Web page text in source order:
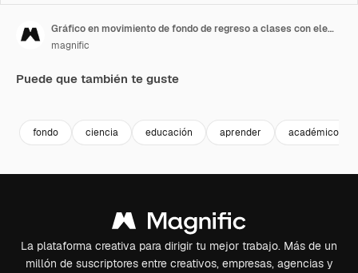
Gráfico en movimiento de fondo de regreso a clases con elementos
magnific
Puede que también te guste
fondo ciencia educación aprender académico
La plataforma creativa para dirigir tu mejor trabajo. Más de un
millón de suscriptores entre creativos, empresas, agencias y